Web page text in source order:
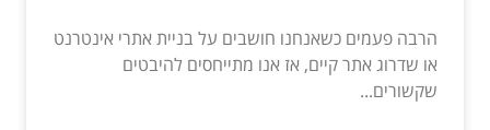
הרבה פעמים כשאנחנו חושבים על בניית אתרי אינטרנט
או שדרוג אתר קיים, אז אנו מתייחסים להיבטים
שקשורים...